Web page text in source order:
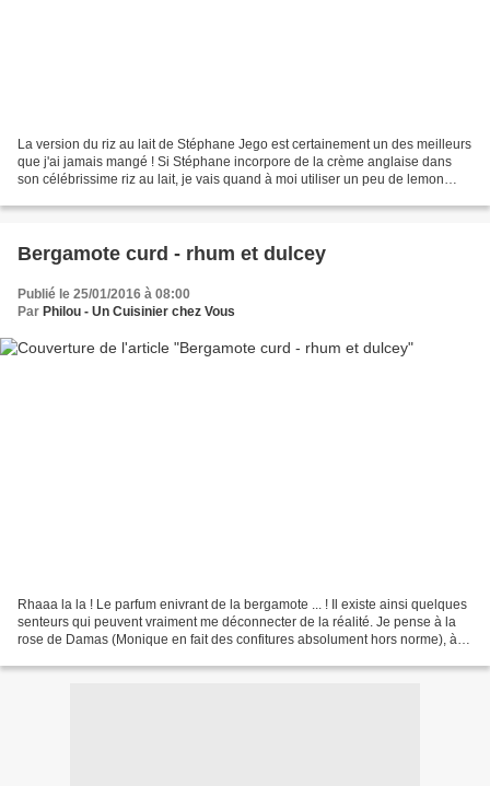
La version du riz au lait de Stéphane Jego est certainement un des meilleurs
que j'ai jamais mangé ! Si Stéphane incorpore de la crème anglaise dans
son célébrissime riz au lait, je vais quand à moi utiliser un peu de lemon
Bergamote curd - rhum et dulcey
Publié le 25/01/2016 à 08:00
Par Philou - Un Cuisinier chez Vous
Rhaaa la la ! Le parfum enivrant de la bergamote ... ! Il existe ainsi quelques
senteurs qui peuvent vraiment me déconnecter de la réalité. Je pense à la
rose de Damas (Monique en fait des confitures absolument hors norme), à la